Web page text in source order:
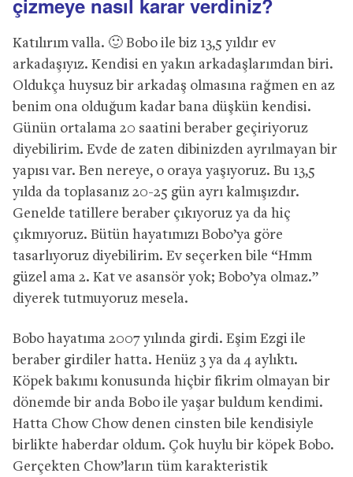
çizmeye nasıl karar verdiniz?
Katılırım valla. 🙂 Bobo ile biz 13,5 yıldır ev
arkadaşıyız. Kendisi en yakın arkadaşlarımdan biri.
Oldukça huysuz bir arkadaş olmasına rağmen en az
benim ona olduğum kadar bana düşkün kendisi.
Günün ortalama 20 saatini beraber geçiriyoruz
diyebilirim. Evde de zaten dibinizden ayrılmayan bir
yapısı var. Ben nereye, o oraya yaşıyoruz. Bu 13,5
yılda da toplasanız 20-25 gün ayrı kalmışızdır.
Genelde tatillere beraber çıkıyoruz ya da hiç
çıkmıyoruz. Bütün hayatımızı Bobo’ya göre
tasarlıyoruz diyebilirim. Ev seçerken bile “Hmm
güzel ama 2. Kat ve asansör yok; Bobo’ya olmaz.”
diyerek tutmuyoruz mesela.
Bobo hayatıma 2007 yılında girdi. Eşim Ezgi ile
beraber girdiler hatta. Henüz 3 ya da 4 aylıktı.
Köpek bakımı konusunda hiçbir fikrim olmayan bir
dönemde bir anda Bobo ile yaşar buldum kendimi.
Hatta Chow Chow denen cinsten bile kendisiyle
birlikte haberdar oldum. Çok huylu bir köpek Bobo.
Gerçekten Chow’ların tüm karakteristik